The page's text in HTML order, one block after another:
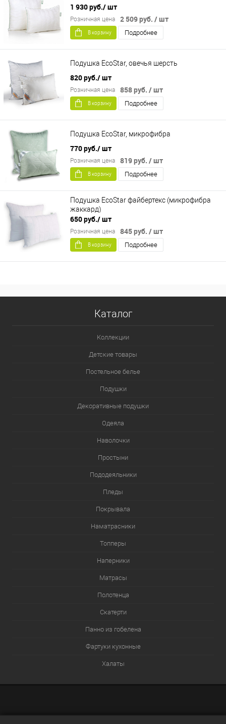
1 930 руб./ шт
2 509 руб. / шт
Розничная цена
В корзину Подробнее
Подушка EcoStar, овечья шерсть
820 руб./ шт
858 руб. / шт
Розничная цена
В корзину Подробнее
Подушка EcoStar, микрофибра
770 руб./ шт
819 руб. / шт
Розничная цена
В корзину Подробнее
Подушка EcoStar файбертекс (микрофибра
жаккард)
650 руб./ шт
845 руб. / шт
Розничная цена
В корзину Подробнее
Каталог
Коллекции
Детские товары
Постельное белье
Подушки
Декоративные подушки
Одеяла
Наволочки
Простыни
Пододеяльники
Пледы
Покрывала
Наматрасники
Топперы
Наперники
Матрасы
Полотенца
Скатерти
Панно из гобелена
Фартуки кухонные
Халаты